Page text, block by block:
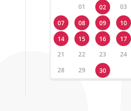
01
02 03
07
08 09 10
14
15 16 17
21
22 23 24
28
29 30